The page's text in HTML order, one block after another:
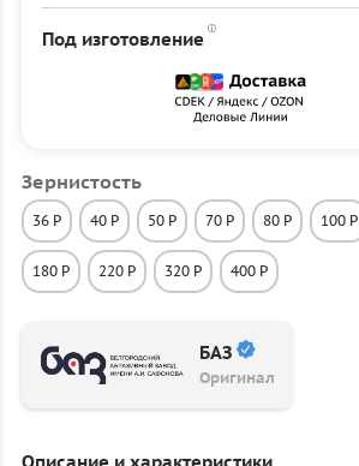
Зернистость
36 P 40 P 50 P 70 P 80 P 100 P
180 P 220 P 320 P 400 P
БАЗ
Оригинал
Под изготовление